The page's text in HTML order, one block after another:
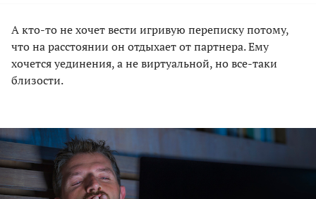
А кто-то не хочет вести игривую переписку потому,
что на расстоянии он отдыхает от партнера. Ему
хочется уединения, а не виртуальной, но все-таки
близости.